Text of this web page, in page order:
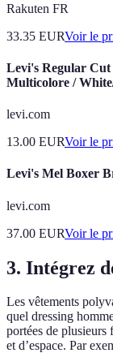
Rakuten FR
33.35 EURVoir le
Levi's Regular Cut
Multicolore /
levi.com
13.00 EURVoir le
Levi's Mel Boxer
levi.com
37.00 EURVoir le
3. Intégrez
Les vêtements
quel dressing
portées de plusieurs
et d’espace. Par